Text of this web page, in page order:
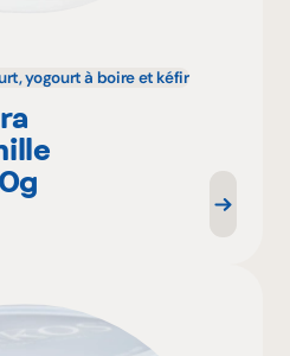
yogourt à boire et kéfir